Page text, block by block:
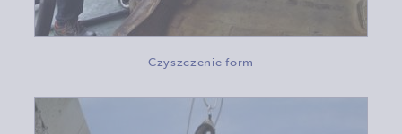
Czyszczenie form